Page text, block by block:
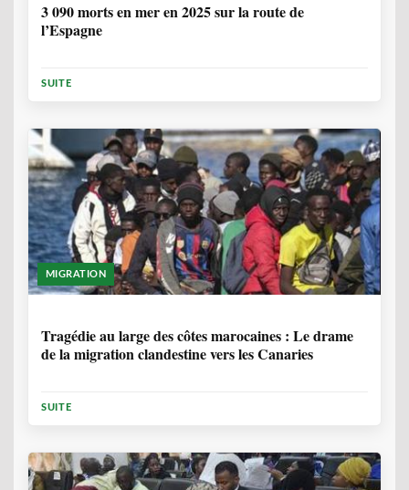
3 090 morts en mer en 2025 sur la route de
l’Espagne
SUITE
MIGRATION
Tragédie au large des côtes marocaines : Le drame
de la migration clandestine vers les Canaries
SUITE